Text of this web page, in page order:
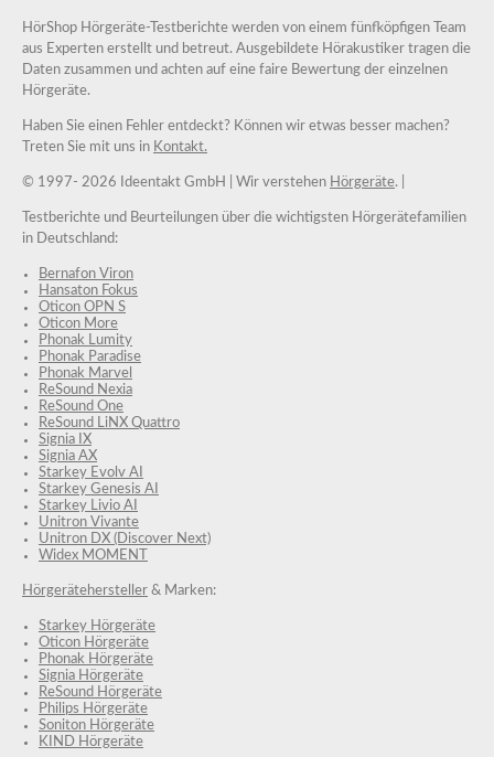
HörShop Hörgeräte-Testberichte werden von einem fünfköpfigen Team
aus Experten erstellt und betreut. Ausgebildete Hörakustiker tragen die
Daten zusammen und achten auf eine faire Bewertung der einzelnen
Hörgeräte.
Haben Sie einen Fehler entdeckt? Können wir etwas besser machen?
Treten Sie mit uns in Kontakt.
© 1997- 2026 Ideentakt GmbH | Wir verstehen Hörgeräte. |
Testberichte und Beurteilungen über die wichtigsten Hörgerätefamilien
in Deutschland:
Bernafon Viron
Hansaton Fokus
Oticon OPN S
Oticon More
Phonak Lumity
Phonak Paradise
Phonak Marvel
ReSound Nexia
ReSound One
ReSound LiNX Quattro
Signia IX
Signia AX
Starkey Evolv AI
Starkey Genesis AI
Starkey Livio AI
Unitron Vivante
Unitron DX (Discover Next)
Widex MOMENT
Hörgerätehersteller & Marken:
Starkey Hörgeräte
Oticon Hörgeräte
Phonak Hörgeräte
Signia Hörgeräte
ReSound Hörgeräte
Philips Hörgeräte
Soniton Hörgeräte
KIND Hörgeräte